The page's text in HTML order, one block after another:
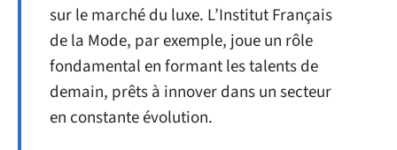
sur le marché du luxe. L’Institut Français
de la Mode, par exemple, joue un rôle
fondamental en formant les talents de
demain, prêts à innover dans un secteur
en constante évolution.